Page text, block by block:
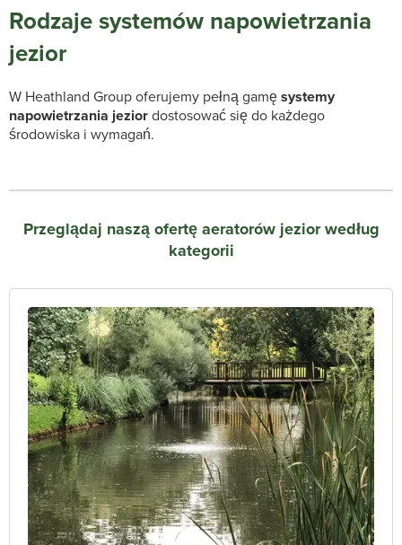
Rodzaje systemów napowietrzania
jezior
W Heathland Group oferujemy pełną gamęsystemy
napowietrzania jeziordostosować się do każdego
środowiska i wymagań.
Przeglądaj naszą ofertę aeratorów jezior według
kategorii